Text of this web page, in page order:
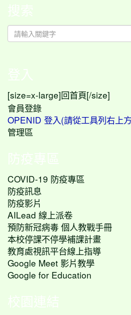
搜索
登入
[size=x-large] 回首頁[/size]
會員登錄
OPENID 登入(請從工具列右上
管理區
防疫專區
COVID-19 防疫專區
防疫訊息
防疫影片
AILead 線上派卷
預防新冠病毒 個人教戰手冊
本校停課不停學補課計畫
教育處視訊平台線上指導
Google Meet 影片教學
Google for Education
校園連結